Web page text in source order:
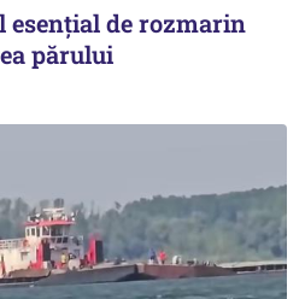
esențial de rozmarin
părului